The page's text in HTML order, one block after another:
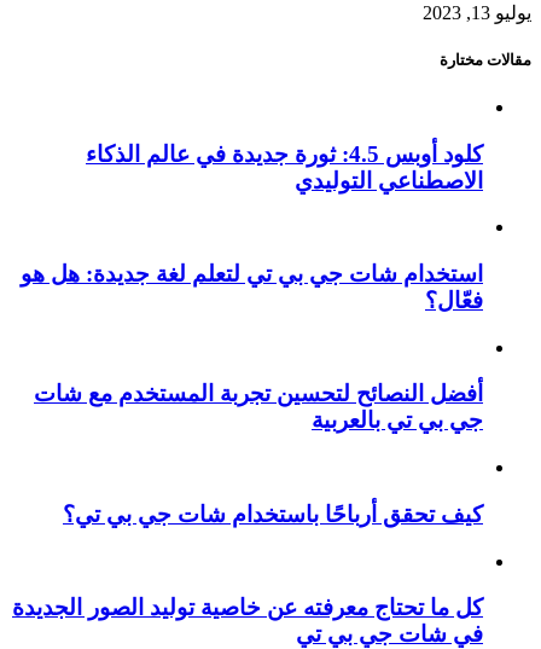
يوليو 13, 2023
مقالات مختارة
كلود أوبس 4.5: ثورة جديدة في عالم الذكاء
الاصطناعي التوليدي
استخدام شات جي بي تي لتعلم لغة جديدة: هل هو
فعّال؟
أفضل النصائح لتحسين تجربة المستخدم مع شات
جي بي تي بالعربية
كيف تحقق أرباحًا باستخدام شات جي بي تي؟
كل ما تحتاج معرفته عن خاصية توليد الصور الجديدة
في شات جي بي تي